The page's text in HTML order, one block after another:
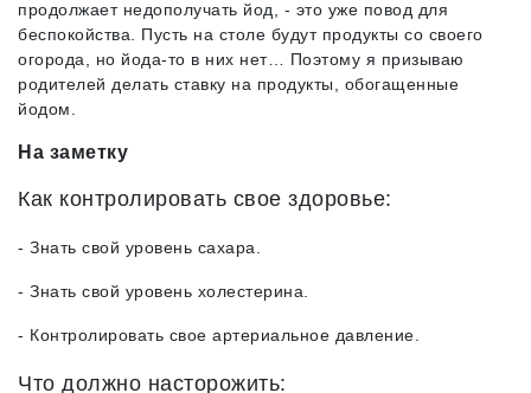
продолжает недополучать йод, - это уже повод для
беспокойства. Пусть на столе будут продукты со своего
огорода, но йода-то в них нет… Поэтому я призываю
родителей делать ставку на продукты, обогащенные
йодом.
На заметку
Как контролировать свое здоровье:
- Знать свой уровень сахара.
- Знать свой уровень холестерина.
- Контролировать свое артериальное давление.
Что должно насторожить: